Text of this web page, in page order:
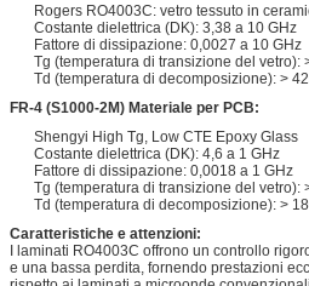
Rogers RO4003C: vetro tessuto in
Costante dielettrica (DK): 3,38 a 10 GHz
Fattore di dissipazione: 0,0027 a 10 GHz
Tg (temperatura di transizione del vetro):
Td (temperatura di decomposizione): >
FR-4 (S1000-2M) Materiale per PCB:
Shengyi High Tg, Low CTE Epoxy Glass
Costante dielettrica (DK): 4,6 a 1 GHz
Fattore di dissipazione: 0,0018 a 1 GHz
Tg (temperatura di transizione del vetro):
Td (temperatura di decomposizione): >
Caratteristiche e attenzioni:
I laminati RO4003C offrono un controllo
e una bassa perdita, fornendo prestazioni